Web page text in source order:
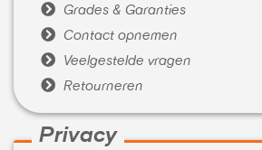
 Grades & Garanties
 Contact opnemen
 Veelgestelde vragen
 Retourneren
Privacy